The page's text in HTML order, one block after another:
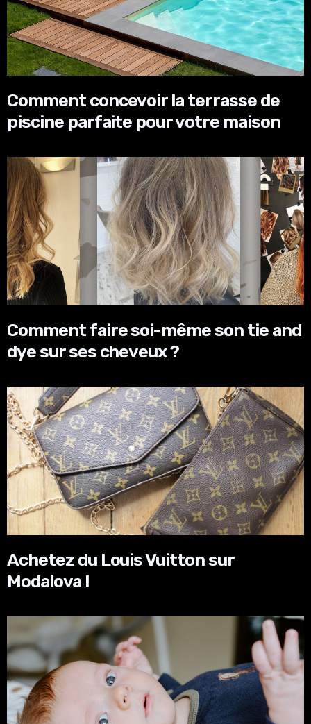
Comment concevoir la terrasse de
piscine parfaite pour votre maison
Comment faire soi-même son tie and
dye sur ses cheveux ?
Achetez du Louis Vuitton sur
Modalova !